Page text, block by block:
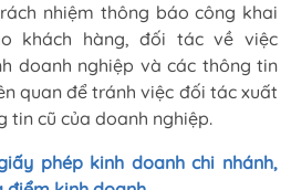
nhiệm thông báo công khai
khách hàng, đối tác về việc
doanh nghiệp và các thông tin
quan để tránh việc đối tác xuất
tin cũ của doanh nghiệp.
phép kinh doanh chi nhánh,